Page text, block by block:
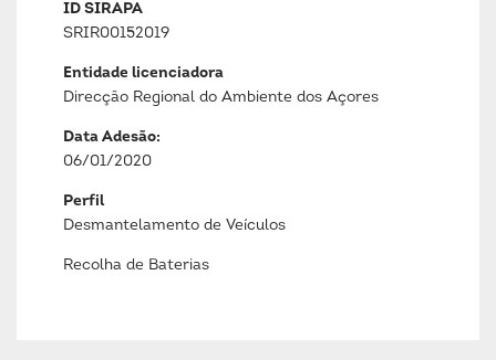
ID SIRAPA
SRIR00152019
Entidade licenciadora
Direcção Regional do Ambiente dos Açores
Data Adesão:
06/01/2020
Perfil
Desmantelamento de Veículos
Recolha de Baterias